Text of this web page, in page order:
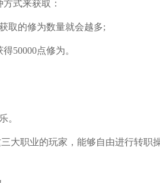
式来获取：
取的修为数量就会越多;
50000点修为。
。
大职业的玩家，能够自由进行转职